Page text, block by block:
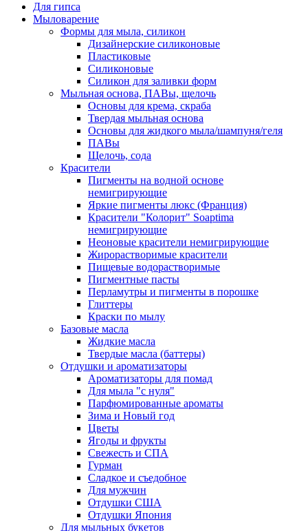
Для гипса
Мыловарение
Формы для мыла, силикон
Дизайнерские силиконовые
Пластиковые
Силиконовые
Силикон для заливки форм
Мыльная основа, ПАВы, щелочь
Основы для крема, скраба
Твердая мыльная основа
Основы для жидкого мыла/шампуня/геля
ПАВы
Щелочь, сода
Красители
Пигменты на водной основе
немигрирующие
Яркие пигменты люкс (Франция)
Красители "Колорит" Soaptima
немигрирующие
Неоновые красители немигрирующие
Жирорастворимые красители
Пищевые водорастворимые
Пигментные пасты
Перламутры и пигменты в порошке
Глиттеры
Краски по мылу
Базовые масла
Жидкие масла
Твердые масла (баттеры)
Отдушки и ароматизаторы
Ароматизаторы для помад
Для мыла "с нуля"
Парфюмированные ароматы
Зима и Новый год
Цветы
Ягоды и фрукты
Свежесть и СПА
Гурман
Сладкое и съедобное
Для мужчин
Отдушки США
Отдушки Япония
Для мыльных букетов